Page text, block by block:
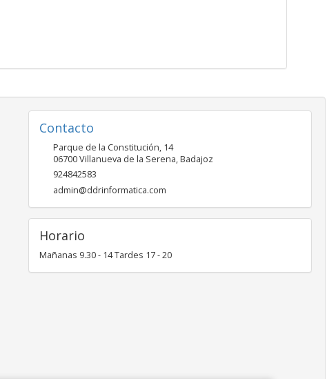
Contacto
Parque de la Constitución, 14
06700Villanueva de la Serena,Badajoz
924842583
admin@ddrinformatica.com
Horario
Mañanas 9.30 - 14 Tardes 17 - 20